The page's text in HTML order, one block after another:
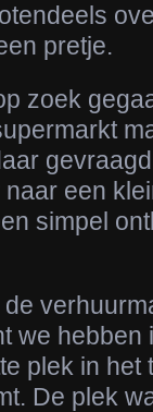
pretje.
zoek
een
simpel
we hebben
plek in het
De plek